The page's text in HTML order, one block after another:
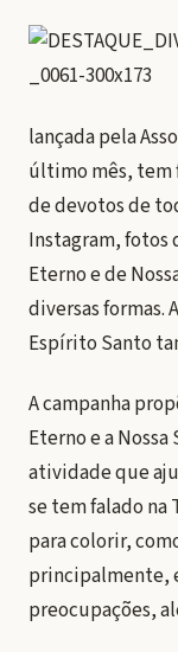
lançada pela
último mês, tem
de devotos de
Instagram, fotos
Eterno e de
diversas formas.
Espírito Santo
A campanha
Eterno e a
atividade que
se tem falado na
para colorir,
principalmente,
preocupações,